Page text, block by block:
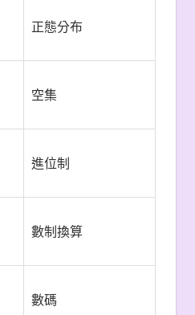
正態分布
空集
進位制
數制換算
數碼